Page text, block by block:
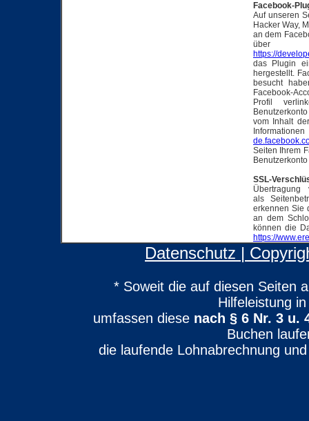
Facebook-
Auf unseren
Hacker Way,
an dem
über
https://
das Plugin
hergestellt.
besucht
Facebook-
Profil
vom Inhalt
Seiten Ihrem
SSL-
als
erkennen Sie
an dem
können die
https://
Datenschutz |
* Soweit die auf diesen Seiten
Hilfeleistung
umfassen diese nach § 6 Nr. 3 u.
Buchen
die laufende Lohnabrechnung